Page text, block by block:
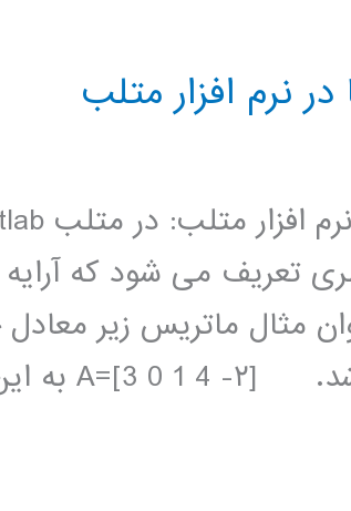
نرم افزار متلب
تعریف می شود که
مثال ماتریس زیر